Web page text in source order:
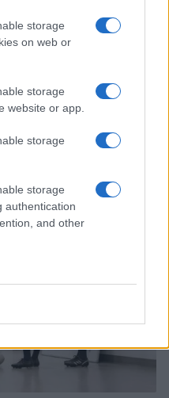
storage
on web or
storage
website or app.
storage
storage
authentication
and other